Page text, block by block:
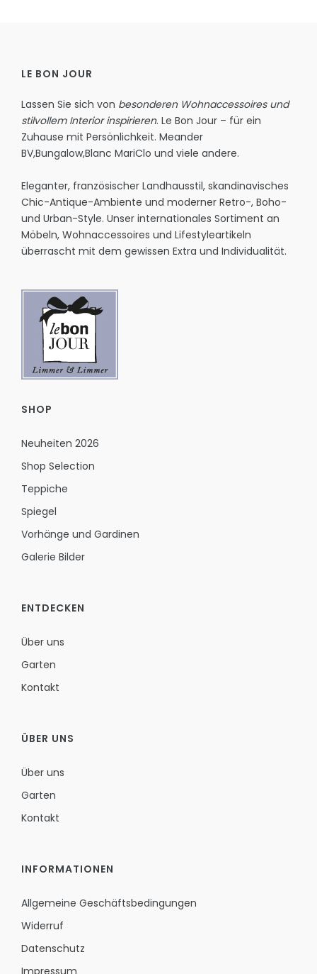
LE BON JOUR
Lassen Sie sich von besonderen Wohnaccessoires und
stilvollem Interior inspirieren. Le Bon Jour – für ein
Zuhause mit Persönlichkeit. Meander
BV,Bungalow,Blanc MariClo und viele andere.
Eleganter, französischer Landhausstil, skandinavisches
Chic-Antique-Ambiente und moderner Retro-, Boho-
und Urban-Style. Unser internationales Sortiment an
Möbeln, Wohnaccessoires und Lifestyleartikeln
überrascht mit dem gewissen Extra und Individualität.
SHOP
Neuheiten 2026
Shop Selection
Teppiche
Spiegel
Vorhänge und Gardinen
Galerie Bilder
ENTDECKEN
Über uns
Garten
Kontakt
ÜBER UNS
Über uns
Garten
Kontakt
INFORMATIONEN
Allgemeine Geschäftsbedingungen
Widerruf
Datenschutz
Impressum